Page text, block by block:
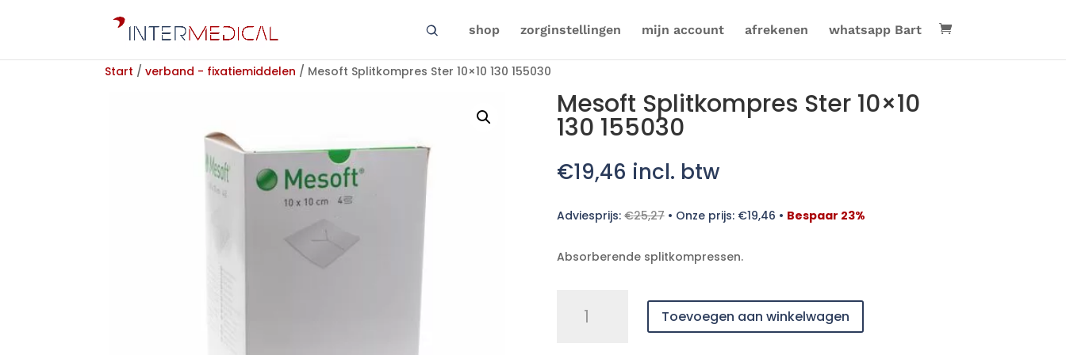
shop zorginstellingen mijn account afrekenen whatsapp Bart
Start / verband - fixatiemiddelen / Mesoft Splitkompres Ster 10×10 130 155030
Mesoft Splitkompres Ster 10×10
130 155030
€19,46 incl. btw
Adviesprijs:€25,27• Onze prijs: €19,46 • Bespaar 23%
Absorberende splitkompressen.
Splitkompres
Toevoegen aan winkelwagen